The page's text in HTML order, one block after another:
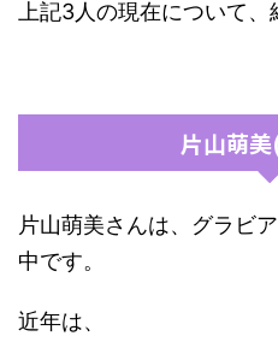
上記3人の現在について、
片山萌
片山萌美さんは、グラビ
中です。
近年は、